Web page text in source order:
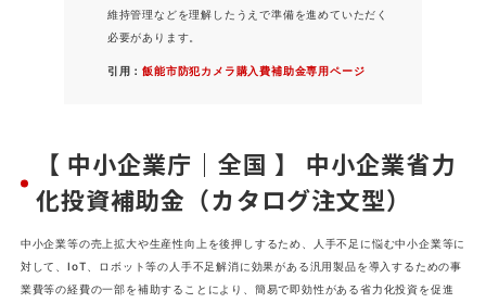
維持管理などを理解したうえで準備を進めていただく
必要があります。
引用：飯能市防犯カメラ購入費補助金専用ページ
【 中小企業庁｜全国 】 中小企業省力
化投資補助金（カタログ注文型）
中小企業等の売上拡大や生産性向上を後押しするため、人手不足に悩む中小企業等に
対して、IoT、ロボット等の人手不足解消に効果がある汎用製品を導入するための事
業費等の経費の一部を補助することにより、簡易で即効性がある省力化投資を促進